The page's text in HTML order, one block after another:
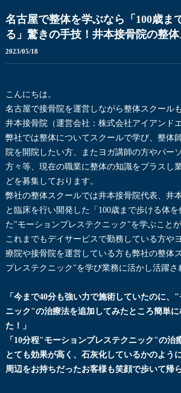
名古屋で整体を学ぶなら「100歳ま
る」驚きの手技！井本接骨院の整
2023/05/18
こんにちは。
名古屋で接骨院を運営しながら整体スクール
井本接骨院（運営会社：株式会社アイアンド
弊社では整体についてスクールで学び、整体
院を開院したい方、またヨガ講師の方やパー
方々等、現在の職業に整体の知識をプラスし
どを募集しております。
弊社の整体スクールでは井本接骨院代表、井
と臨床を行い開発した「100歳まで歩ける体
た"モーションプレステクニック"を学ぶことが
これまでもデイサービスで勤務している方や
療院や接骨院を運営している方も弊社の整体
プレステクニック"を学び業務に活かし活躍さ
「今まで40分も強い力で施術していたのに、
ニック"の治療法を追加してみたところ簡単
た！」
「10分程"モーションプレステクニック"の治
とても効果が高く、石灰化しているかのよう
周辺をお持ちだったお客様も笑顔で歩いて帰